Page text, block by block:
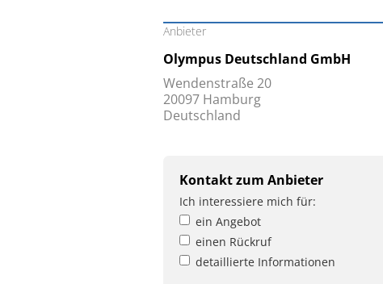
Anbieter
Olympus Deutschland GmbH
Wendenstraße 20
20097 Hamburg
Deutschland
Kontakt zum Anbieter
Ich interessiere mich für:
ein Angebot
einen Rückruf
detaillierte Informationen